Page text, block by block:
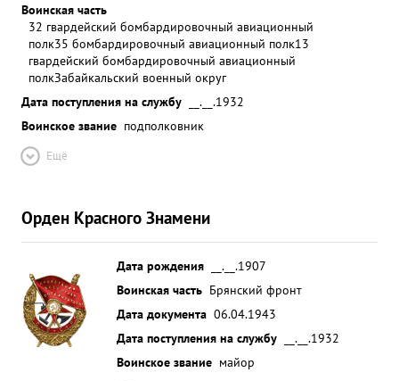
Воинская часть
32 гвардейский бомбардировочный авиационный
полк35 бомбардировочный авиационный полк13
гвардейский бомбардировочный авиационный
полкЗабайкальский военный округ
Дата поступления на службу
__.__.1932
Воинское звание подполковник
Ещё
Орден Красного Знамени
Дата рождения
__.__.1907
Воинская часть Брянский фронт
Дата документа 06.04.1943
Дата поступления на службу
__.__.1932
Воинское звание майор